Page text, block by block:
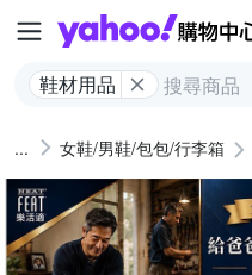
鞋材用品
女鞋/男鞋/包包/行李箱